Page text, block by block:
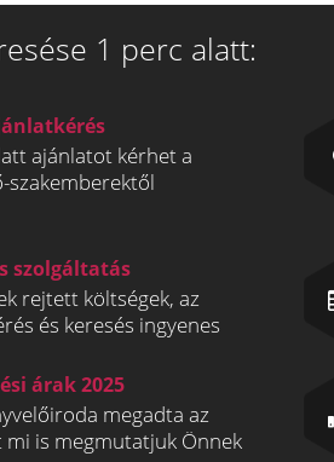
1 perc alatt:
ajánlatot kérhet a
szakemberektől
szolgáltatás
rejtett költségek, az
és keresés ingyenes
árak 2025
megadta az
mi is megmutatjuk Önnek